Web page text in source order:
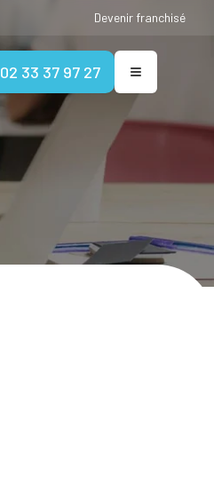
Devenir franchisé
02 33 37 97 27